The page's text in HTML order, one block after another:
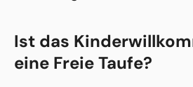
Ist das
eine Freie Taufe?